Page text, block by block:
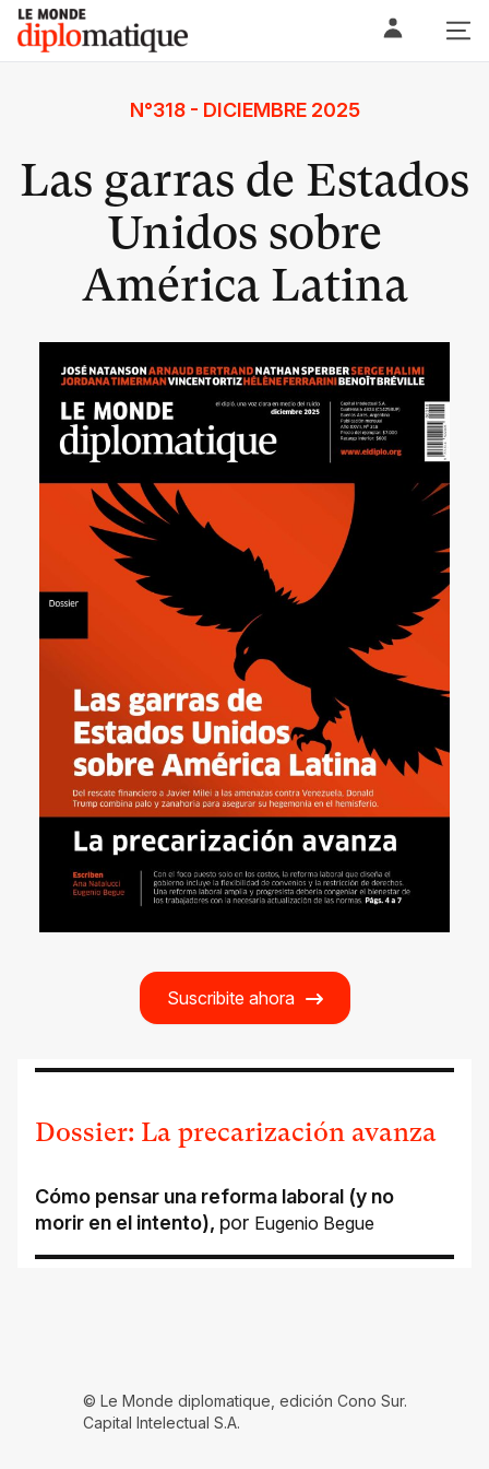
Skip
content
Le monde diplomatique
N°318 - DICIEMBRE 2025
Las garras de Estados
Unidos sobre
América Latina
Suscribite ahora
Dossier: La precarización avanza
Cómo pensar una reforma laboral (y no
morir en el intento), por Eugenio Begue
© Le Monde diplomatique, edición Cono Sur.
Capital Intelectual S.A.